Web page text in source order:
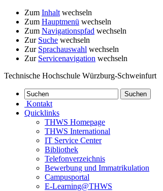
Zum Inhalt wechseln
Zum Hauptmenü wechseln
Zum Navigationspfad wechseln
Zur Suche wechseln
Zur Sprachauswahl wechseln
Zur Servicenavigation wechseln
Technische Hochschule Würzburg-Schweinfurt
Kontakt
Quicklinks
THWS Homepage
THWS International
IT Service Center
Bibliothek
Telefonverzeichnis
Bewerbung und Immatrikulation
Campusportal
E-Learning@THWS